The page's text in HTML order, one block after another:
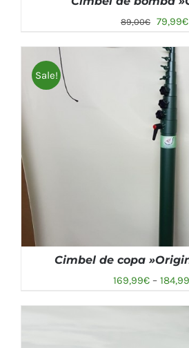
AÑADIR AL CARRITO /
89,00€ 79,99€
Sale!
Cimbel de copa
169,99€ – 184,99